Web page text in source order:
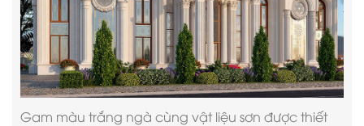
Gam màu trắng ngà cùng vật liệu sơn được thiết